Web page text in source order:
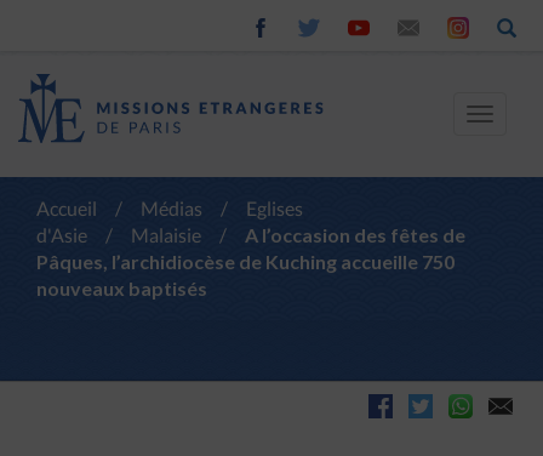
Toggle
Accueil / Médias /
Eglises
d'Asie
/ Malaisie /
A l’occasion des fêtes de
Pâques, l’archidiocèse de Kuching accueille 750
nouveaux baptisés